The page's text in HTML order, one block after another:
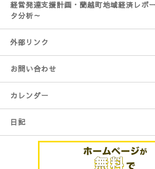
経営発達支援計画・蘭越町地域経済レポ
タ分析～
外部リンク
お問い合わせ
カレンダー
日記